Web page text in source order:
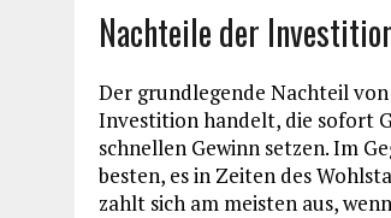
Nachteile der
Der grundlegende Nachteil von
Investition handelt, die sofort
schnellen Gewinn setzen. Im
besten, es in Zeiten des
zahlt sich am meisten aus,